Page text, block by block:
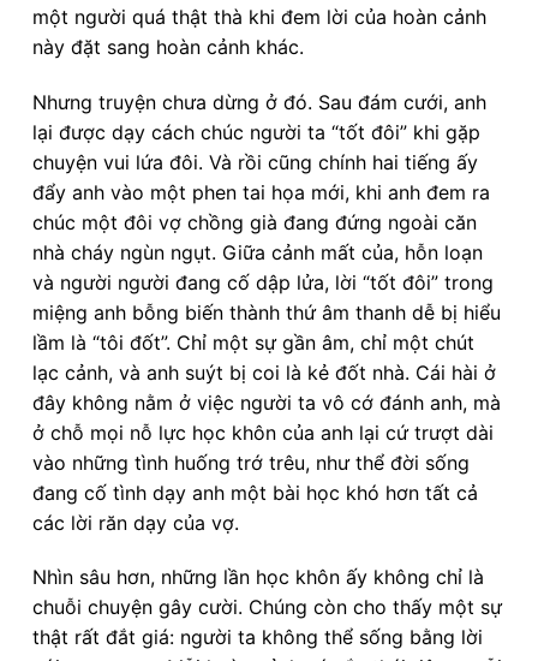
một người quá thật thà khi đem lời của hoàn cảnh
này đặt sang hoàn cảnh khác.
Nhưng truyện chưa dừng ở đó. Sau đám cưới, anh
lại được dạy cách chúc người ta “tốt đôi” khi gặp
chuyện vui lứa đôi. Và rồi cũng chính hai tiếng ấy
đẩy anh vào một phen tai họa mới, khi anh đem ra
chúc một đôi vợ chồng già đang đứng ngoài căn
nhà cháy ngùn ngụt. Giữa cảnh mất của, hỗn loạn
và người người đang cố dập lửa, lời “tốt đôi” trong
miệng anh bỗng biến thành thứ âm thanh dễ bị hiểu
lầm là “tôi đốt”. Chỉ một sự gần âm, chỉ một chút
lạc cảnh, và anh suýt bị coi là kẻ đốt nhà. Cái hài ở
đây không nằm ở việc người ta vô cớ đánh anh, mà
ở chỗ mọi nỗ lực học khôn của anh lại cứ trượt dài
vào những tình huống trớ trêu, như thể đời sống
đang cố tình dạy anh một bài học khó hơn tất cả
các lời răn dạy của vợ.
Nhìn sâu hơn, những lần học khôn ấy không chỉ là
chuỗi chuyện gây cười. Chúng còn cho thấy một sự
thật rất đắt giá: người ta không thể sống bằng lời